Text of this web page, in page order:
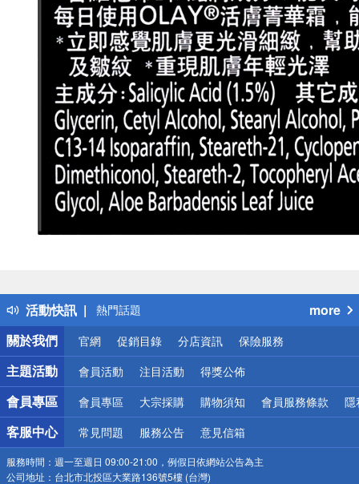
活動快訊
得獎公告
熱門話題
銀行優惠
偏遠地區配送
詐騙網頁！請小心！
more
關於我們
官網 促銷目錄 分店資訊 保險服務
主題活動 會員活動 注目活動 得獎公佈
會員專區 會員專區 大宗採購 購物須知 會員服務條款 隱
客服中心 常見問題 服務公告 意見信箱
服務時間： 週一至週日 09:00-21:00，例假日依網站公告為主
公司地址： 台北市北投區大業路136號5樓 (台灣)